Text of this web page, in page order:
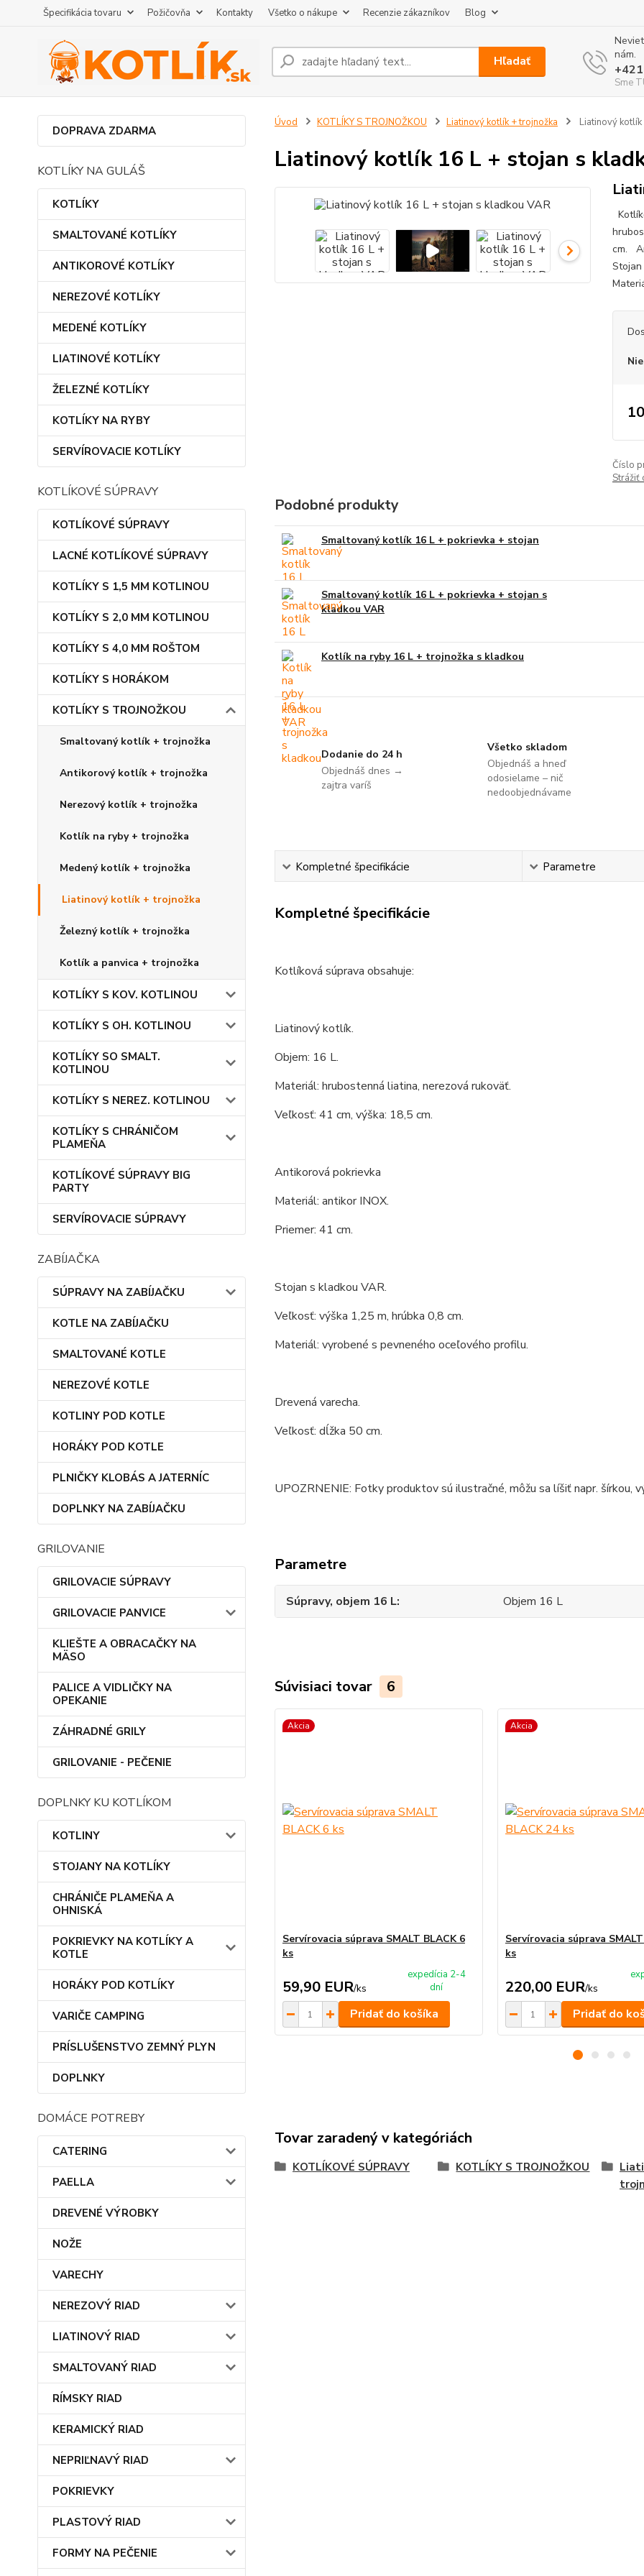
Špecifikácia tovaru Požičovňa Kontakty Všetko o nákupe Recenzie zákazníkov Blog
Hľadať
nám.
Sme
DOPRAVA ZDARMA
KOTLÍKY NA GULÁŠ
KOTLÍKY
SMALTOVANÉ KOTLÍKY
ANTIKOROVÉ KOTLÍKY
NEREZOVÉ KOTLÍKY
MEDENÉ KOTLÍKY
LIATINOVÉ KOTLÍKY
ŽELEZNÉ KOTLÍKY
KOTLÍKY NA RYBY
SERVÍROVACIE KOTLÍKY
KOTLÍKOVÉ SÚPRAVY
KOTLÍKOVÉ SÚPRAVY
LACNÉ KOTLÍKOVÉ SÚPRAVY
KOTLÍKY S 1,5 MM KOTLINOU
KOTLÍKY S 2,0 MM KOTLINOU
KOTLÍKY S 4,0 MM ROŠTOM
KOTLÍKY S HORÁKOM
KOTLÍKY S TROJNOŽKOU
Smaltovaný kotlík + trojnožka
Antikorový kotlík + trojnožka
Nerezový kotlík + trojnožka
Kotlík na ryby + trojnožka
Medený kotlík + trojnožka
Liatinový kotlík + trojnožka
Železný kotlík + trojnožka
Kotlík a panvica + trojnožka
KOTLÍKY S KOV. KOTLINOU
KOTLÍKY S OH. KOTLINOU
KOTLÍKY SO SMALT.
KOTLINOU
KOTLÍKY S NEREZ. KOTLINOU
KOTLÍKY S CHRÁNIČOM
PLAMEŇA
KOTLÍKOVÉ SÚPRAVY BIG
PARTY
SERVÍROVACIE SÚPRAVY
ZABÍJAČKA
SÚPRAVY NA ZABÍJAČKU
KOTLE NA ZABÍJAČKU
SMALTOVANÉ KOTLE
NEREZOVÉ KOTLE
KOTLINY POD KOTLE
HORÁKY POD KOTLE
PLNIČKY KLOBÁS A JATERNÍC
DOPLNKY NA ZABÍJAČKU
GRILOVANIE
GRILOVACIE SÚPRAVY
GRILOVACIE PANVICE
KLIEŠTE A OBRACAČKY NA
MÄSO
PALICE A VIDLIČKY NA
OPEKANIE
ZÁHRADNÉ GRILY
GRILOVANIE - PEČENIE
DOPLNKY KU KOTLÍKOM
KOTLINY
STOJANY NA KOTLÍKY
CHRÁNIČE PLAMEŇA A
OHNISKÁ
POKRIEVKY NA KOTLÍKY A
KOTLE
HORÁKY POD KOTLÍKY
VARIČE CAMPING
PRÍSLUŠENSTVO ZEMNÝ PLYN
DOPLNKY
DOMÁCE POTREBY
CATERING
PAELLA
DREVENÉ VÝROBKY
NOŽE
VARECHY
NEREZOVÝ RIAD
LIATINOVÝ RIAD
SMALTOVANÝ RIAD
RÍMSKY RIAD
KERAMICKÝ RIAD
NEPRIĽNAVÝ RIAD
POKRIEVKY
PLASTOVÝ RIAD
FORMY NA PEČENIE
Úvod KOTLÍKY S TROJNOŽKOU Liatinový kotlík + trojnožka Liatinový
Liatinový kotlík 16 L + stojan s
cm.
Stojan
Číslo
Strážiť
Podobné produkty
Smaltovaný kotlík 16 L + pokrievka + stojan
Smaltovaný kotlík 16 L + pokrievka + stojan s
kladkou VAR
Kotlík na ryby 16 L + trojnožka s kladkou
Dodanie do 24 h
Objednáš dnes →
zajtra varíš
Všetko skladom
Objednáš a hneď
odosielame – nič
nedoobjednávame
Kompletné špecifikácie Parametre
Kompletné špecifikácie
Kotlíková súprava obsahuje:
Liatinový kotlík.
Objem: 16 L.
Materiál: hrubostenná liatina, nerezová rukoväť.
Veľkosť: 41 cm, výška: 18,5 cm.
Antikorová pokrievka
Materiál: antikor INOX.
Priemer: 41 cm.
Stojan s kladkou VAR.
Veľkosť: výška 1,25 m, hrúbka 0,8 cm.
Materiál: vyrobené s pevneného oceľového profilu.
Drevená varecha.
Veľkosť: dĺžka 50 cm.
UPOZRNENIE: Fotky produktov sú ilustračné, môžu sa líšiť napr. šírkou,
Parametre
Súpravy, objem 16 L Objem 16 L
Súvisiaci tovar 6
Akcia
Servírovacia súprava SMALT BLACK 6
ks
59,90 EUR/ks
expedícia 2-4
dní
Pridať do košíka
Akcia
Servírovacia súprava
ks
220,00 EUR/ks
Pridať do
Tovar zaradený v kategóriách
KOTLÍKOVÉ SÚPRAVY KOTLÍKY S TROJNOŽKOU